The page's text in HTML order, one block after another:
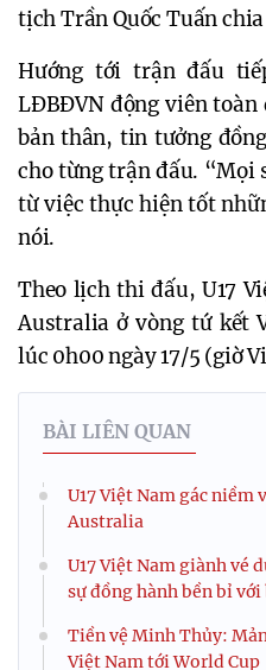
tịch Trần Quốc Tuấn chia
Hướng tới trận đấu
LĐBĐVN động viên
bản thân, tin tưởng
cho từng trận đấu. “Mọi
từ việc thực hiện tốt
nói.
Theo lịch thi đấu, U17
Australia ở vòng tứ kết
lúc 0h00 ngày 17/5 (giờ
BÀI LIÊN QUAN
U17 Việt Nam gác niềm
Australia
U17 Việt Nam giành vé
sự đồng hành bền bỉ
Tiền vệ Minh Thủy:
Việt Nam tới World Cup